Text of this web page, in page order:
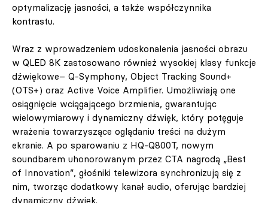
optymalizację jasności, a także współczynnika
kontrastu.
Wraz z wprowadzeniem udoskonalenia jasności obrazu
w QLED 8K zastosowano również wysokiej klasy funkcje
dźwiękowe– Q-Symphony, Object Tracking Sound+
(OTS+) oraz Active Voice Amplifier. Umożliwiają one
osiągnięcie wciągającego brzmienia, gwarantując
wielowymiarowy i dynamiczny dźwięk, który potęguje
wrażenia towarzyszące oglądaniu treści na dużym
ekranie. A po sparowaniu z HQ-Q800T, nowym
soundbarem uhonorowanym przez CTA nagrodą „Best
of Innovation”, głośniki telewizora synchronizują się z
nim, tworząc dodatkowy kanał audio, oferując bardziej
dynamiczny dźwięk.